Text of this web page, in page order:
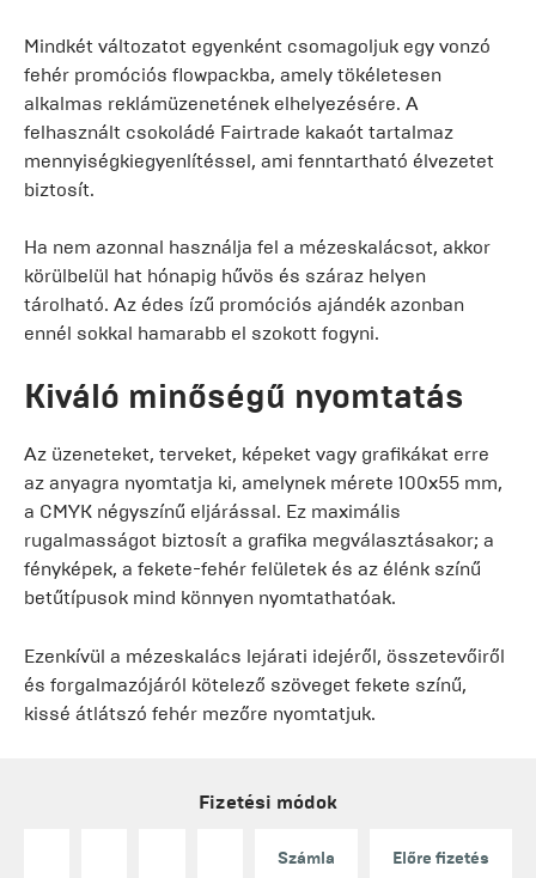
Mindkét változatot egyenként csomagoljuk egy vonzó
fehér promóciós flowpackba, amely tökéletesen
alkalmas reklámüzenetének elhelyezésére. A
felhasznált csokoládé Fairtrade kakaót tartalmaz
mennyiségkiegyenlítéssel, ami fenntartható élvezetet
biztosít.
Ha nem azonnal használja fel a mézeskalácsot, akkor
körülbelül hat hónapig hűvös és száraz helyen
tárolható. Az édes ízű promóciós ajándék azonban
ennél sokkal hamarabb el szokott fogyni.
Kiváló minőségű nyomtatás
Az üzeneteket, terveket, képeket vagy grafikákat erre
az anyagra nyomtatja ki, amelynek mérete 100x55 mm,
a CMYK négyszínű eljárással. Ez maximális
rugalmasságot biztosít a grafika megválasztásakor; a
fényképek, a fekete-fehér felületek és az élénk színű
betűtípusok mind könnyen nyomtathatóak.
Ezenkívül a mézeskalács lejárati idejéről, összetevőiről
és forgalmazójáról kötelező szöveget fekete színű,
kissé átlátszó fehér mezőre nyomtatjuk.
Fizetési módok
Számla Előre fizetés